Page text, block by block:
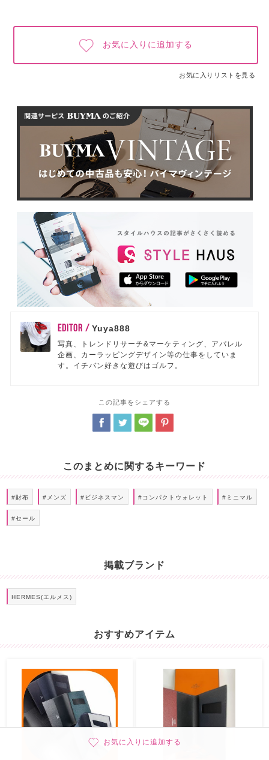
お気に入りに追加する
お気に入りリストを見る
お気に入りに追加する
EDITOR /Yuya888
写真、トレンドリサーチ&マーケティング、アパレル
企画、カーラッピングデザイン等の仕事をしていま
す。イチバン好きな遊びはゴルフ。
この記事をシェアする
このまとめに関するキーワード
#財布 #メンズ #ビジネスマン #コンパクトウォレット #ミニマル
#セール
掲載ブランド
HERMES(エルメス)
おすすめアイテム